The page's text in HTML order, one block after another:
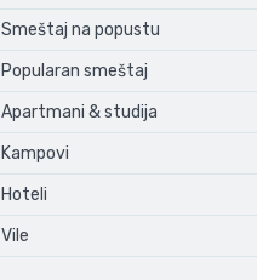
Smeštaj na popustu
Popularan smeštaj
Apartmani & studija
Kampovi
Hoteli
Vile